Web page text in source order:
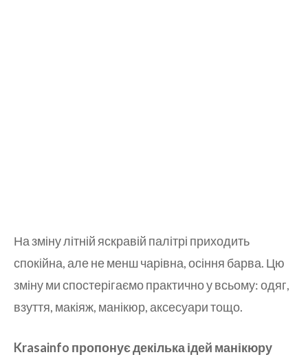
На зміну літній яскравій палітрі приходить
спокійна, але не менш чарівна, осіння барва. Цю
зміну ми спостерігаємо практично у всьому: одяг,
взуття, макіяж, манікюр, аксесуари тощо.
Krasainfo пропонує декілька ідей манікюру